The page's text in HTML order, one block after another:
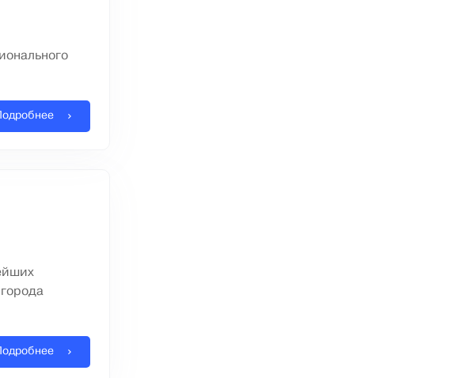
Подробнее
Подробнее